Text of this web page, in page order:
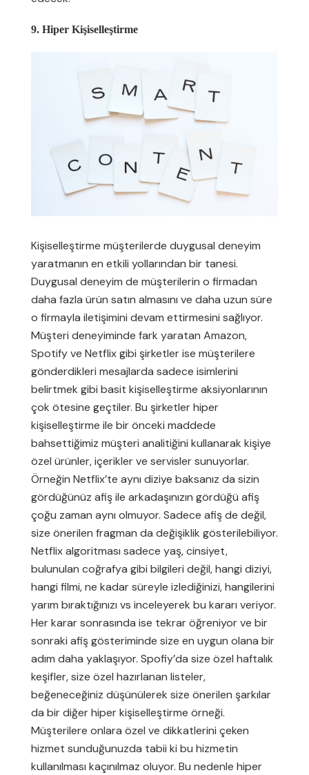
9. Hiper Kişiselleştirme
Kişiselleştirme müşterilerde duygusal deneyim
yaratmanın en etkili yollarından bir tanesi.
Duygusal deneyim de müşterilerin o firmadan
daha fazla ürün satın almasını ve daha uzun süre
o firmayla iletişimini devam ettirmesini sağlıyor.
Müşteri deneyiminde fark yaratan Amazon,
Spotify ve Netflix gibi şirketler ise müşterilere
gönderdikleri mesajlarda sadece isimlerini
belirtmek gibi basit kişiselleştirme aksiyonlarının
çok ötesine geçtiler. Bu şirketler hiper
kişiselleştirme ile bir önceki maddede
bahsettiğimiz müşteri analitiğini kullanarak kişiye
özel ürünler, içerikler ve servisler sunuyorlar.
Örneğin Netflix’te aynı diziye baksanız da sizin
gördüğünüz afiş ile arkadaşınızın gördüğü afiş
çoğu zaman aynı olmuyor. Sadece afiş de değil,
size önerilen fragman da değişiklik gösterilebiliyor.
Netflix algoritması sadece yaş, cinsiyet,
bulunulan coğrafya gibi bilgileri değil, hangi diziyi,
hangi filmi, ne kadar süreyle izlediğinizi, hangilerini
yarım bıraktığınızı vs inceleyerek bu kararı veriyor.
Her karar sonrasında ise tekrar öğreniyor ve bir
sonraki afiş gösteriminde size en uygun olana bir
adım daha yaklaşıyor. Spofiy’da size özel haftalık
keşifler, size özel hazırlanan listeler,
beğeneceğiniz düşünülerek size önerilen şarkılar
da bir diğer hiper kişiselleştirme örneği.
Müşterilere onlara özel ve dikkatlerini çeken
hizmet sunduğunuzda tabii ki bu hizmetin
kullanılması kaçınılmaz oluyor. Bu nedenle hiper